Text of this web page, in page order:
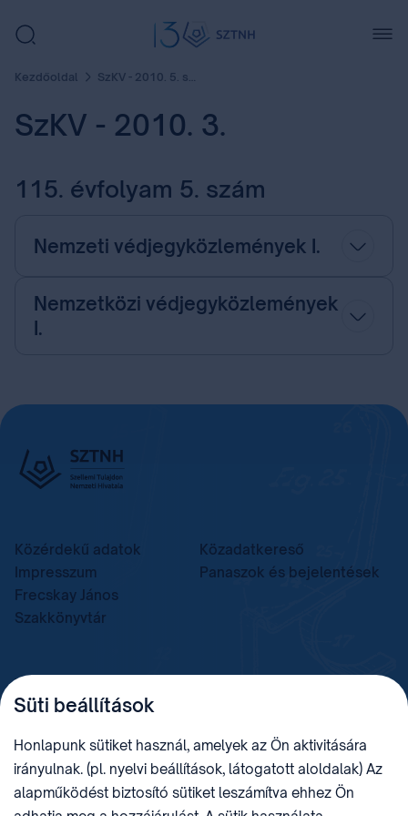
Kezdőoldal SzKV - 2010. 5. szám
SzKV - 2010. 3.
115. évfolyam 5. szám
Nemzeti védjegyközlemények I.
Nemzetközi védjegyközlemények
I.
Közérdekű adatok
Közadatkereső
Impresszum
Panaszok és bejelentések
Frecskay János
Szakkönyvtár
TELEFON
+36 (1) 312 4400
sztnh@hipo.gov.hu 15311746-2-42
CÍM
1081 Budapest II. János
HIVATAL RÖVID NEVE
SZTNHOPS, KRID:
Süti beállítások
Honlapunk sütiket használ, amelyek az Ön aktivitására
irányulnak. (pl. nyelvi beállítások, látogatott aloldalak) Az
alapműködést biztosító sütiket leszámítva ehhez Ön